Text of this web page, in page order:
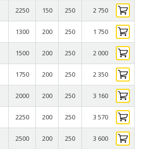
2250 150 250 2 750
1300 200 250 1 750
1500 200 250 2 000
1750 200 250 2 350
2000 200 250 3 160
2250 200 250 3 570
2500 200 250 3 600